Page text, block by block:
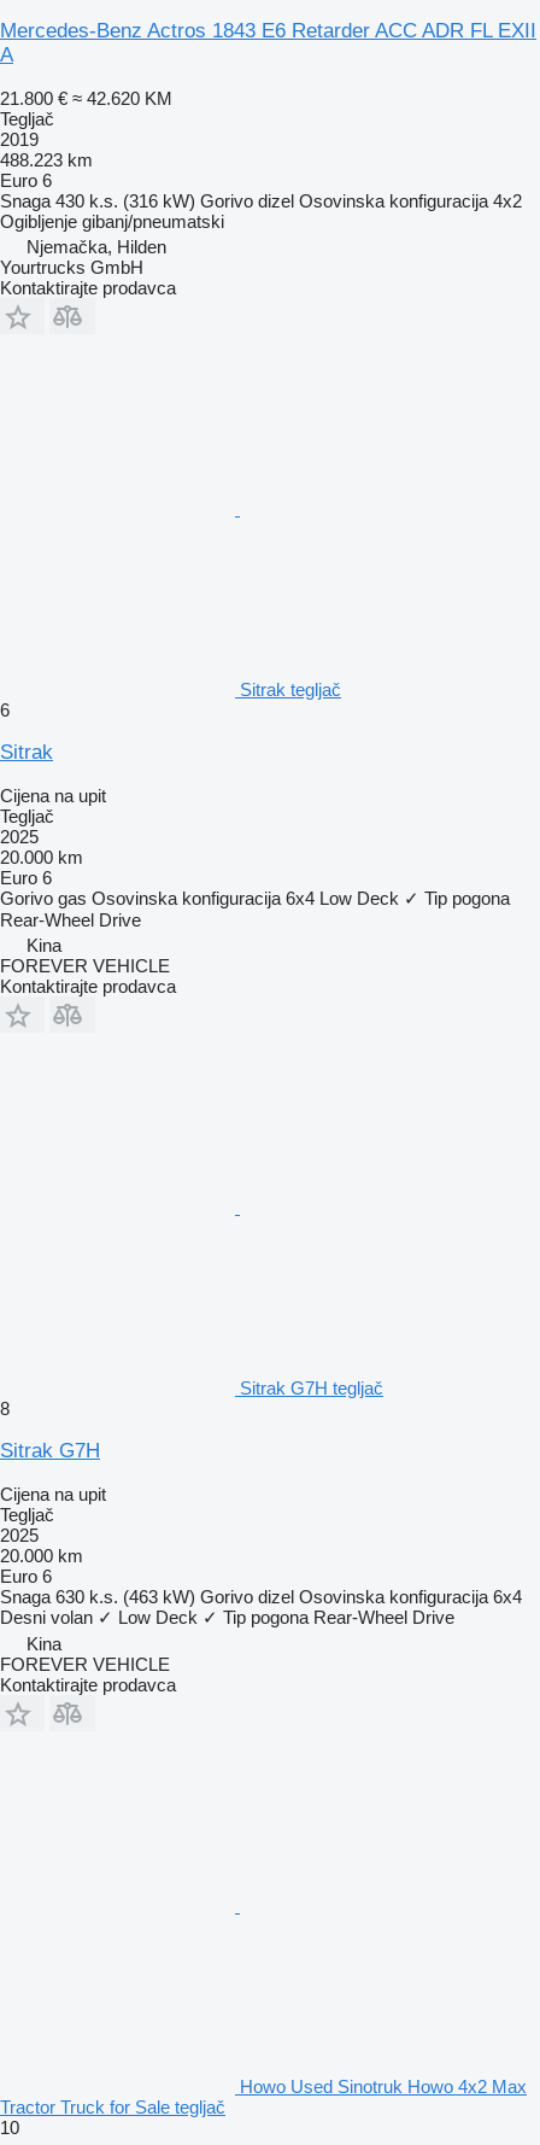
Mercedes-Benz Actros 1843 E6 Retarder ACC ADR FL EXII
A
21.800 € ≈ 42.620 KM
Tegljač
2019
488.223 km
Euro 6
Snaga 430 k.s. (316 kW) Gorivo dizel Osovinska konfiguracija 4x2
Ogibljenje gibanj/pneumatski
Njemačka, Hilden
Yourtrucks GmbH
Kontaktirajte prodavca
Sitrak tegljač
6
Sitrak
Cijena na upit
Tegljač
2025
20.000 km
Euro 6
Gorivo gas Osovinska konfiguracija 6x4 Low Deck ✓ Tip pogona
Rear-Wheel Drive
Kina
FOREVER VEHICLE
Kontaktirajte prodavca
Sitrak G7H tegljač
8
Sitrak G7H
Cijena na upit
Tegljač
2025
20.000 km
Euro 6
Snaga 630 k.s. (463 kW) Gorivo dizel Osovinska konfiguracija 6x4
Desni volan ✓ Low Deck ✓ Tip pogona Rear-Wheel Drive
Kina
FOREVER VEHICLE
Kontaktirajte prodavca
Howo Used Sinotruk Howo 4x2 Max
Tractor Truck for Sale tegljač
10